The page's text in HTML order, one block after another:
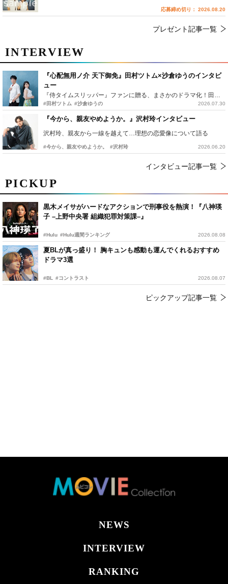
PICKUP
黒木メイサがハードなアクションで刑事役を熱演！『八神瑛
子 –上野中央署 組織犯罪対策課–』
#Hulu #Hulu週間ランキング 2026.08.08
夏BLが真っ盛り！ 胸キュンも感動も運んでくれるおすすめ
ドラマ3選
#BL #コントラスト 2026.08.07
ピックアップ記事一覧
INTERVIEW
『心配無用ノ介 天下御免』田村ツトム×沙倉ゆうのインタビ
ュー
#田村ツトム #沙倉ゆうの 2026.07.30
『今から、親友やめようか。』沢村玲インタビュー
沢村玲、親友から一線を越えて…理想の恋愛像について語る
#今から、親友やめようか。 #沢村玲 2026.06.20
インタビュー記事一覧
応募締め切り： 2026.08.20
プレゼント記事一覧
NEWS
INTERVIEW
RANKING